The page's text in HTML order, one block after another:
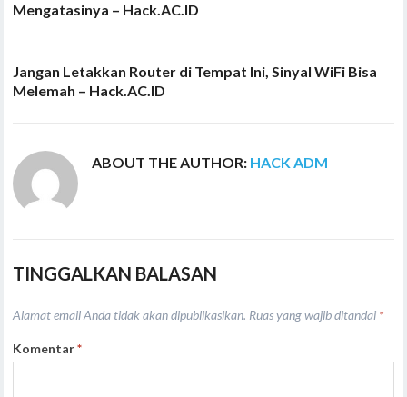
Mengatasinya – Hack.AC.ID
Jangan Letakkan Router di Tempat Ini, Sinyal WiFi Bisa
Melemah – Hack.AC.ID
ABOUT THE AUTHOR: HACK ADM
TINGGALKAN BALASAN
Alamat email Anda tidak akan dipublikasikan. Ruas yang wajib ditandai *
Komentar*